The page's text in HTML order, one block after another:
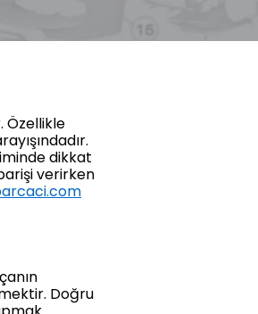
Özellikle
dikkat
verirken
Doğru